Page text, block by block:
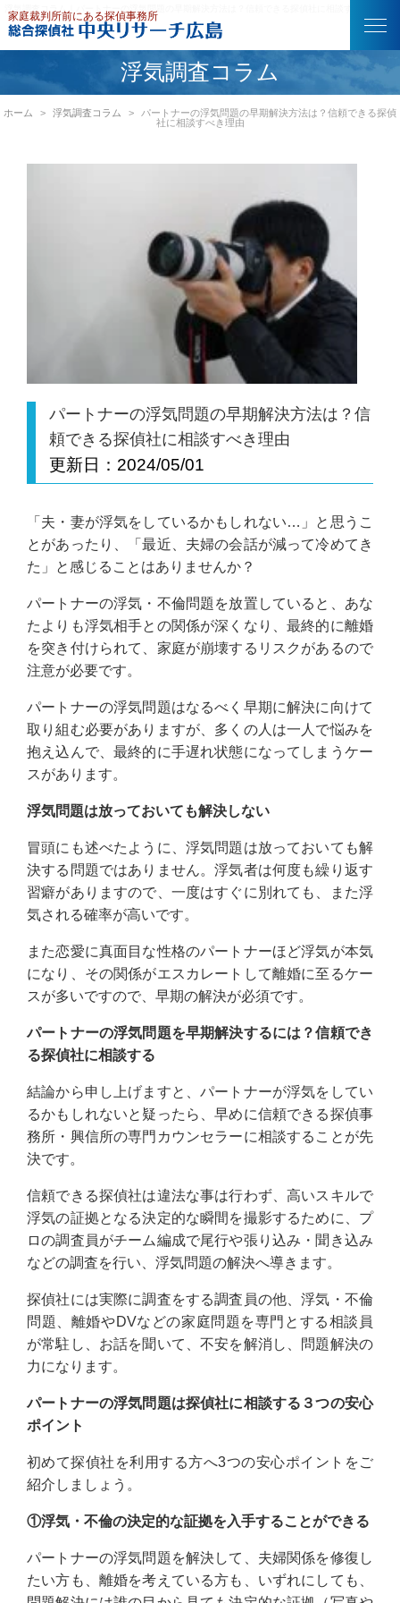
浮気調査コラム
ホーム 浮気調査コラム
パートナーの浮気問題の早期解決方法は？信頼できる探偵
社に相談すべき理由
パートナーの浮気問題の早期解決方法は？信
頼できる探偵社に相談すべき理由
更新日： 2024/05/01
「夫・妻が浮気をしているかもしれない…」と思うこ
とがあったり、「最近、夫婦の会話が減って冷めてき
た」と感じることはありませんか？
パートナーの浮気・不倫問題を放置していると、あな
たよりも浮気相手との関係が深くなり、最終的に離婚
を突き付けられて、家庭が崩壊するリスクがあるので
注意が必要です。
パートナーの浮気問題はなるべく早期に解決に向けて
取り組む必要がありますが、多くの人は一人で悩みを
抱え込んで、最終的に手遅れ状態になってしまうケー
スがあります。
浮気問題は放っておいても解決しない
冒頭にも述べたように、浮気問題は放っておいても解
決する問題ではありません。浮気者は何度も繰り返す
習癖がありますので、一度はすぐに別れても、また浮
気される確率が高いです。
また恋愛に真面目な性格のパートナーほど浮気が本気
になり、その関係がエスカレートして離婚に至るケー
スが多いですので、早期の解決が必須です。
パートナーの浮気問題を早期解決するには？信頼でき
る探偵社に相談する
結論から申し上げますと、パートナーが浮気をしてい
るかもしれないと疑ったら、早めに信頼できる探偵事
務所・興信所の専門カウンセラーに相談することが先
決です。
信頼できる探偵社は違法な事は行わず、高いスキルで
浮気の証拠となる決定的な瞬間を撮影するために、プ
ロの調査員がチーム編成で尾行や張り込み・聞き込み
などの調査を行い、浮気問題の解決へ導きます。
探偵社には実際に調査をする調査員の他、浮気・不倫
問題、離婚やDVなどの家庭問題を専門とする相談員
が常駐し、お話を聞いて、不安を解消し、問題解決の
力になります。
パートナーの浮気問題は探偵社に相談する３つの安心
ポイント
初めて探偵社を利用する方へ3つの安心ポイントをご
紹介しましょう。
①浮気・不倫の決定的な証拠を入手することができる
パートナーの浮気問題を解決して、夫婦関係を修復し
たい方も、離婚を考えている方も、いずれにしても、